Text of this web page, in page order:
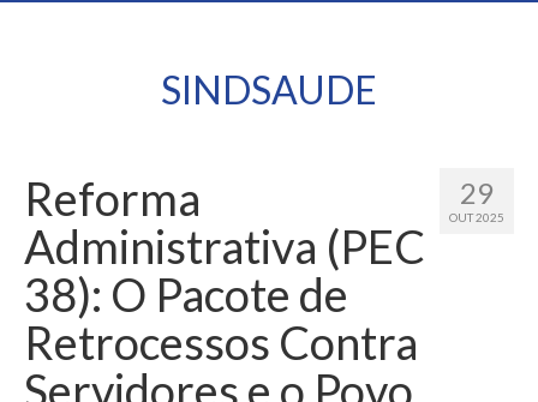
SINDSAUDE
29
OUT 2025
Reforma
Administrativa (PEC
38): O Pacote de
Retrocessos Contra
Servidores e o Povo